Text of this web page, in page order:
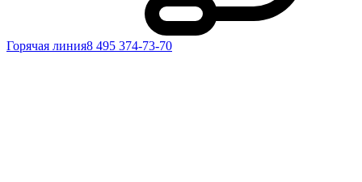
Горячая линия8 495 374-73-70